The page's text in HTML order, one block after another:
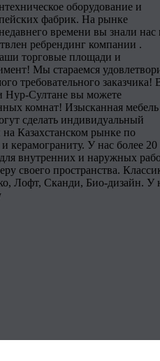
оборудование и
фабрик. На рынке
времени вы знали нас
ребрендинг компании .
торговые площади и
Мы стараемся
требовательного заказчика!
Нур-Султане вы можете
комнат! Изысканная
сделать индивидуальный
Казахстанском рынке по
керамограниту. У нас более 20
внутренних и наружных
своего пространства.
Лофт, Сканди, Био-дизайн. У